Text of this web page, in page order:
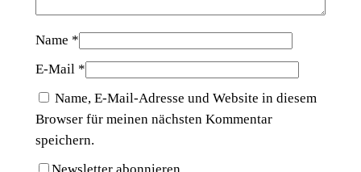
Name *
E-Mail *
Name, E-Mail-Adresse und Website in diesem
Browser für meinen nächsten Kommentar
speichern.